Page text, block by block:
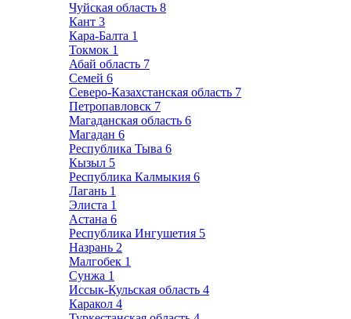
Чуйская область 8
Кант 3
Кара-Балта 1
Токмок 1
Абай область 7
Семей 6
Северо-Казахстанская область 7
Петропавловск 7
Магаданская область 6
Магадан 6
Республика Тыва 6
Кызыл 5
Республика Калмыкия 6
Лагань 1
Элиста 1
Астана 6
Республика Ингушетия 5
Назрань 2
Малгобек 1
Сунжа 1
Иссык-Кульская область 4
Каракол 4